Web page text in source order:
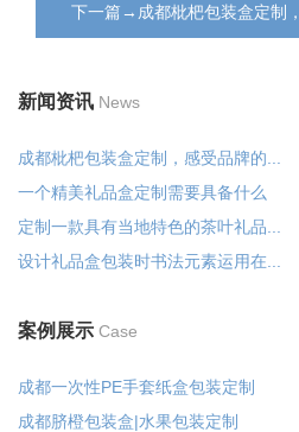
下一篇→成都枇杷包装盒定制
新闻资讯 News
成都枇杷包装盒定制，感受品牌的...
一个精美礼品盒定制需要具备什么
定制一款具有当地特色的茶叶礼品...
设计礼品盒包装时书法元素运用在...
案例展示 Case
成都一次性PE手套纸盒包装定制
成都脐橙包装盒|水果包装定制